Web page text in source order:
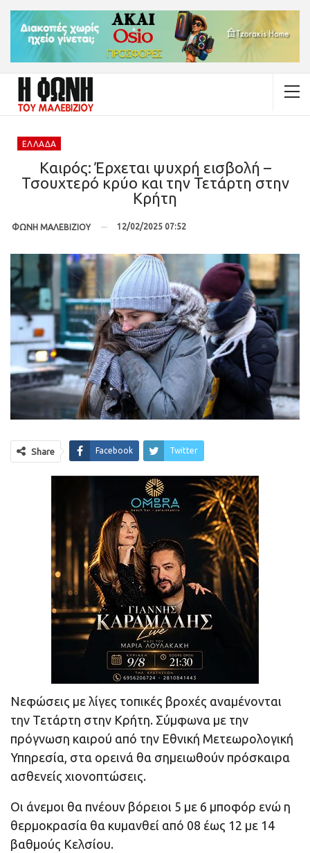
ΕΛΛΆΔΑ
Καιρός: Έρχεται ψυχρή εισβολή –
Τσουχτερό κρύο και την Τετάρτη στην
Κρήτη
ΦΩΝΗ ΜΑΛΕΒΙΖΙΟΥ 12/02/2025 07:52
Share Facebook Twitter
Νεφώσεις με λίγες τοπικές βροχές αναμένονται
την Τετάρτη στην Κρήτη. Σύμφωνα με την
πρόγνωση καιρού από την Εθνική Μετεωρολογική
Υπηρεσία, στα ορεινά θα σημειωθούν πρόσκαιρα
ασθενείς χιονοπτώσεις.
Οι άνεμοι θα πνέουν βόρειοι 5 με 6 μποφόρ ενώ η
θερμοκρασία θα κυμανθεί από 08 έως 12 με 14
βαθμούς Κελσίου.